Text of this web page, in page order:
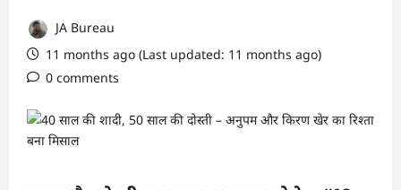
JA Bureau
11 months ago (Last updated: 11 months ago)
0 comments